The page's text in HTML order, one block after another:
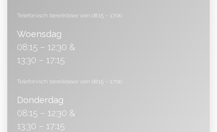
Telefonisch bereikbaar van 08:15 – 17:00
Woensdag
08:15 – 12:30 &
13:30 – 17:15
Telefonisch bereikbaar van 08:15 – 17:00
Donderdag
08:15 – 12:30 &
13:30 – 17:15